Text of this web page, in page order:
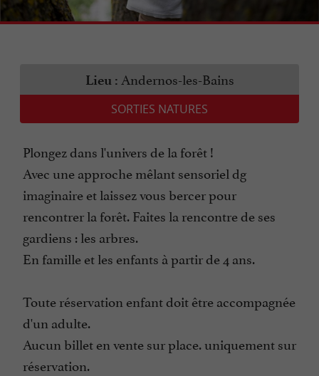
Lieu : Andernos-les-Bains
SORTIES NATURES
Plongez dans l'univers de la forêt !
Avec une approche mêlant sensoriel dg
imaginaire et laissez vous bercer pour
rencontrer la forêt. Faites la rencontre de ses
gardiens : les arbres.
En famille et les enfants à partir de 4 ans.
Toute réservation enfant doit être accompagnée
d'un adulte.
Aucun billet en vente sur place. uniquement sur
réservation.